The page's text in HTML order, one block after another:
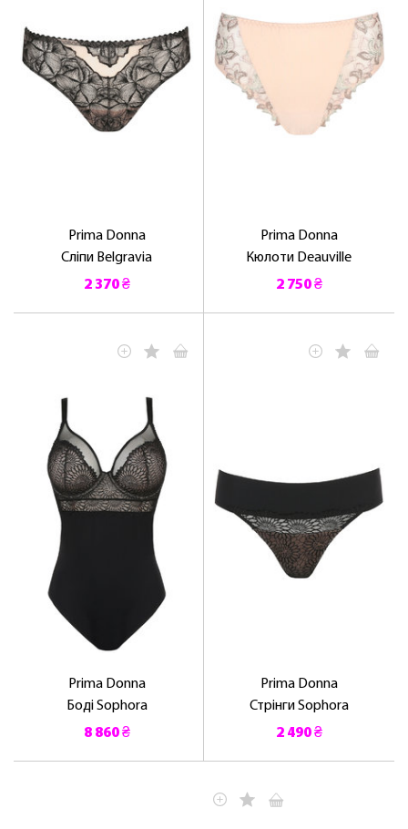
Prima Donna
Сліпи Belgravia
2 370 ₴
Prima Donna
Кюлоти Deauville
2 750 ₴
Prima Donna
Боді Sophora
8 860 ₴
Prima Donna
Стрінги Sophora
2 490 ₴